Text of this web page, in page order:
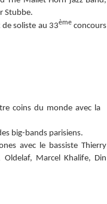
Stubbe.
de soliste au 33èmeconcours
coins du monde avec la
big-bands parisiens.
avec le bassiste Thierry
Marcel Khalife, Din